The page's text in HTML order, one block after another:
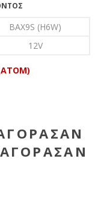
BAX9S (H6W)
12V